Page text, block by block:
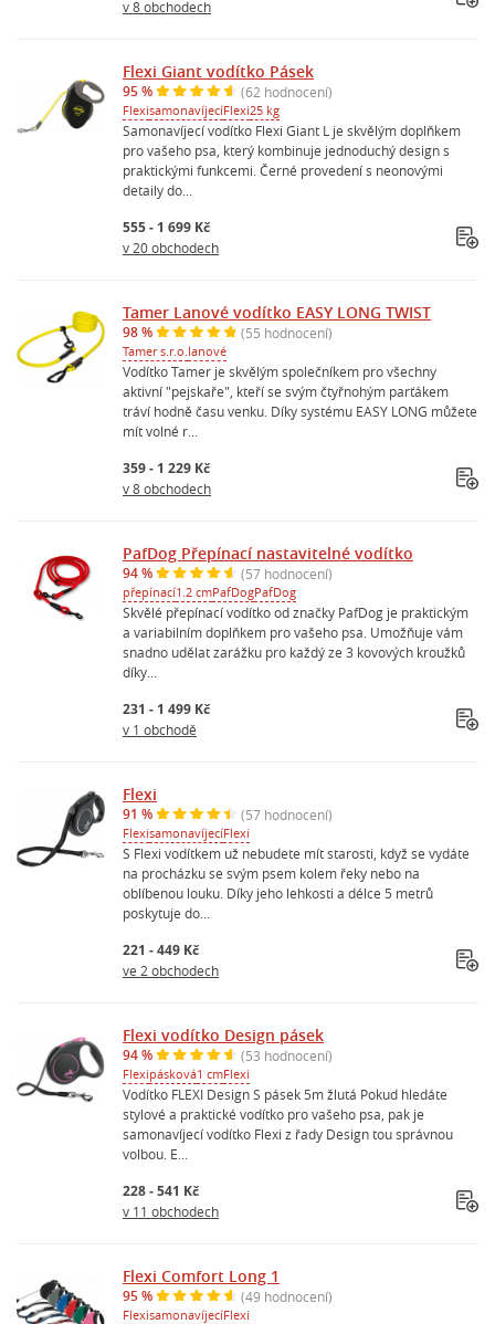
v 8 obchodech
Flexi Giant vodítko Pásek
95 % (62 hodnocení)
FlexisamonavíjecíFlexi25 kg
Samonavíjecí vodítko Flexi Giant L je skvělým doplňkem
pro vašeho psa, který kombinuje jednoduchý design s
praktickými funkcemi. Černé provedení s neonovými
detaily do...
555 - 1 699 Kč
v 20 obchodech
Tamer Lanové vodítko EASY LONG TWIST
98 % (55 hodnocení)
Tamer s.r.o. lanové
Vodítko Tamer je skvělým společníkem pro všechny
aktivní "pejskaře", kteří se svým čtyřnohým parťákem
tráví hodně času venku. Díky systému EASY LONG můžete
mít volné r...
359 - 1 229 Kč
v 8 obchodech
PafDog Přepínací nastavitelné vodítko
94 % (57 hodnocení)
přepínací1.2 cmPafDogPafDog
Skvělé přepínací vodítko od značky PafDog je praktickým
a variabilním doplňkem pro vašeho psa. Umožňuje vám
snadno udělat zarážku pro každý ze 3 kovových kroužků
díky...
231 - 1 499 Kč
v 1 obchodě
Flexi
91 % (57 hodnocení)
FlexisamonavíjecíFlexi
S Flexi vodítkem už nebudete mít starosti, když se vydáte
na procházku se svým psem kolem řeky nebo na
oblíbenou louku. Díky jeho lehkosti a délce 5 metrů
poskytuje do...
221 - 449 Kč
ve 2 obchodech
Flexi vodítko Design pásek
94 % (53 hodnocení)
Flexipásková1 cmFlexi
Vodítko FLEXI Design S pásek 5m žlutá Pokud hledáte
stylové a praktické vodítko pro vašeho psa, pak je
samonavíjecí vodítko Flexi z řady Design tou správnou
volbou. E...
228 - 541 Kč
v 11 obchodech
Flexi Comfort Long 1
95 % (49 hodnocení)
FlexisamonavíjecíFlexi